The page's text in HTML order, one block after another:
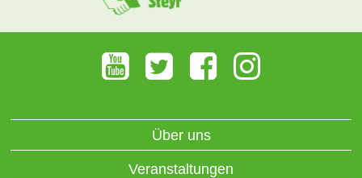
Über uns
Veranstaltungen